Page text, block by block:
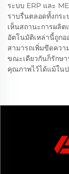
ระบบ ERP และ
ราบรื่นตลอดทั้งกร
เห็นสถานะการผลิ
อัตโนมัติเหล่านี้ถูกอ
สามารถเพิ่มขีดควา
ขณะเดียวกันก็รักษ
คุณภาพไว้ได้แม้ใน